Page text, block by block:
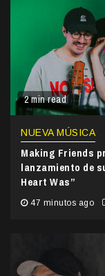
2 min read
NUEVA MÚSICA
Making Friends
lanzamiento de
Heart Was”
47 minutos ago